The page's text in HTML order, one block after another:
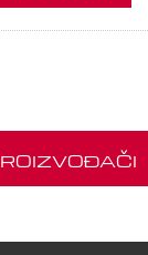
ROIZVOĐAČI